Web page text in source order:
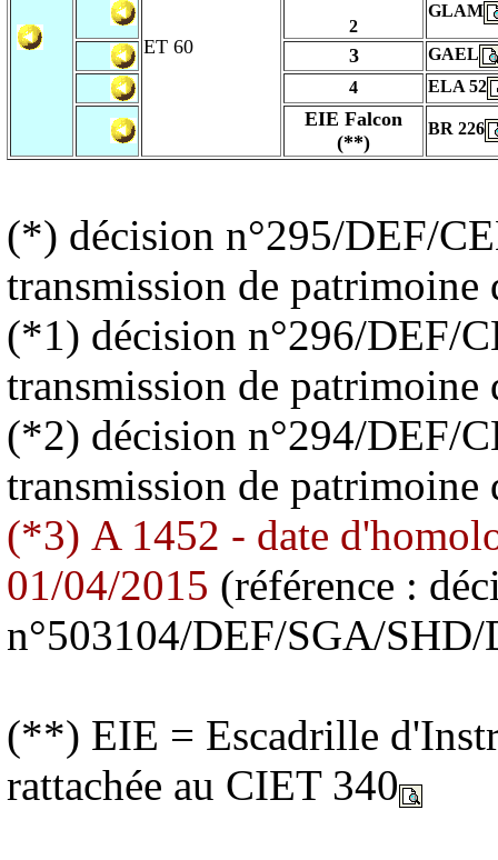
ET 60
2
GLAM
3
GAEL
4
ELA 52
EIE Falcon
(**)
BR 226
(*) décision n°295/DEF/
transmission de patrimoine
(*1) décision n°296/DEF/
transmission de patrimoine
(*2) décision n°294/DEF/
transmission de patrimoine
(*3) A 1452 - date
01/04/2015 (référence :
n°503104/DEF/SGA/
(**) EIE = Escadrille
rattachée au CIET 340